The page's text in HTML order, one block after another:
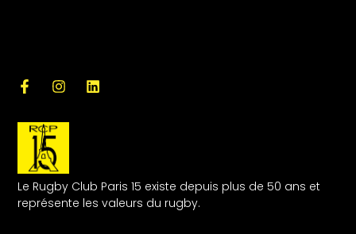
Le Rugby Club Paris 15 existe depuis plus de 50 ans et
représente les valeurs du rugby.